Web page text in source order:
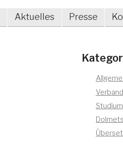
Aktuelles Presse
Verband
Studium